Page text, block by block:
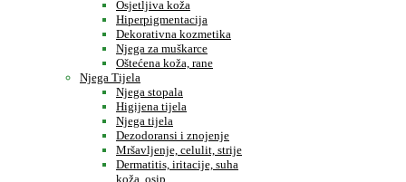
Osjetljiva koža
Hiperpigmentacija
Dekorativna kozmetika
Njega za muškarce
Oštećena koža, rane
Njega Tijela
Njega stopala
Higijena tijela
Njega tijela
Dezodoransi i znojenje
Mršavljenje, celulit, strije
Dermatitis, iritacije, suha
koža, osip